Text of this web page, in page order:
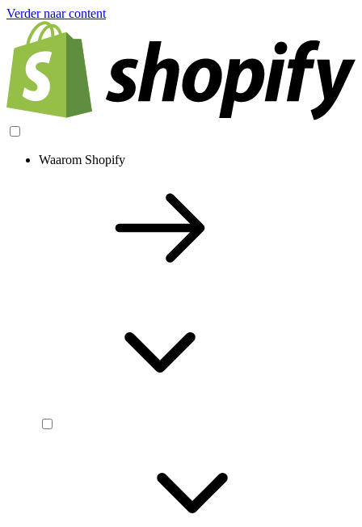
Verder naar content
Waarom Shopify